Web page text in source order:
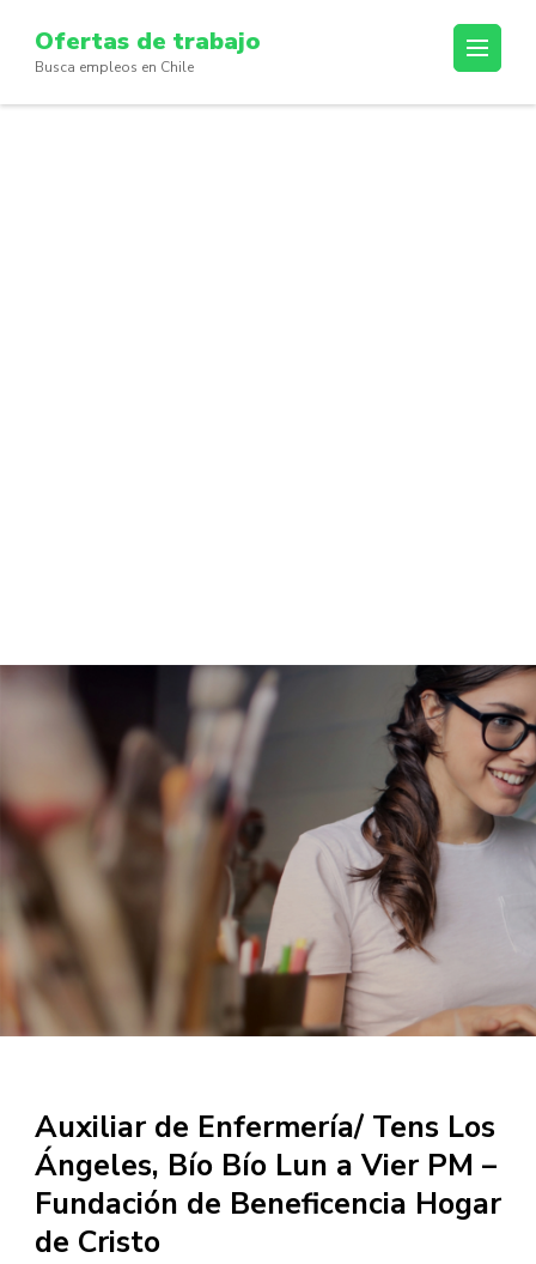
content
(Press
Ofertas de trabajo
Busca empleos en Chile
Auxiliar de Enfermería/ Tens Los
Ángeles, Bío Bío Lun a Vier PM –
Fundación de Beneficencia Hogar
de Cristo